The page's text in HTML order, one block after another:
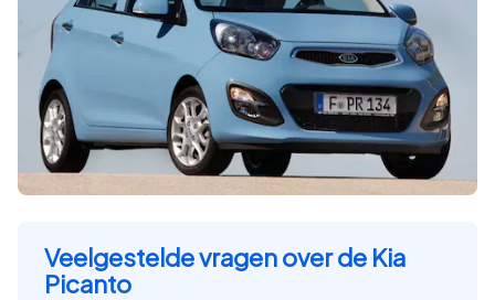
Veelgestelde vragen over de Kia
Picanto